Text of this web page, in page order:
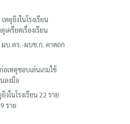
หตุยิงในโรงเรียน
ครียดเรื่องเรียน
ผบ.ตร.-ผบช.ก. คาดถก
เหตุชอบเล่นเกมใช้
ลงมือ
ในโรงเรียน 22 ราย
ราย